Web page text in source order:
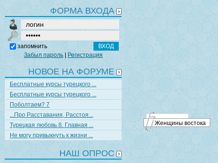
ФОРМА ВХОДА
запомнить
Забыл пароль
Регистрация
НОВОЕ НА ФОРУМЕ
Бесплатные курсы турецкого ...
Бесплатные курсы турецкого ...
Поболтаем? 7
...Про Расставания, Расстоя...
Турецкая любовь 8. Главная ...
Не могу привыкнуть к жизни ...
НАШ ОПРОС
Женщины востока